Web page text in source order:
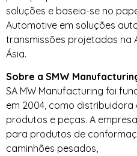
soluções e baseia-se no
Automotive em soluções
transmissões projetadas na
Ásia.
Sobre a SMW
SA MW Manufacturing foi
em 2004, como
produtos e peças. A
para produtos de
caminhões pesados,